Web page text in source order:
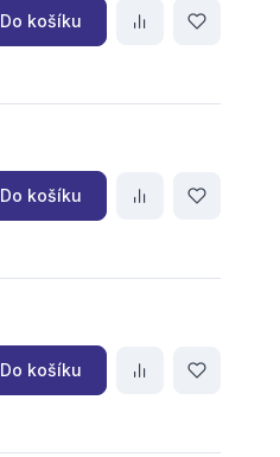
Do košíku
Do košíku
Do košíku